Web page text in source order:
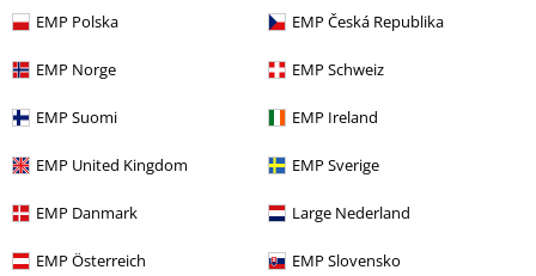
EMP Polska EMP Česká Republika
EMP Norge EMP Schweiz
EMP Suomi EMP Ireland
EMP United Kingdom EMP Sverige
EMP Danmark Large Nederland
EMP Österreich EMP Slovensko
Maxi Vestido - Sun, Moon and
Vestido largo
Maya Innocent
Vestidos de